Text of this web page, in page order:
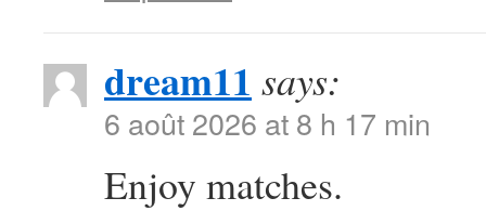
dream11 says:
6 août 2026 at 8 h 17 min
Enjoy matches.